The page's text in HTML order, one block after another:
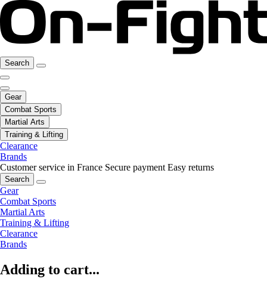
Search
Gear
Combat Sports
Martial Arts
Training & Lifting
Clearance
Brands
Customer service in France Secure payment Easy returns
Search
Gear
Combat Sports
Martial Arts
Training & Lifting
Clearance
Brands
Adding to cart...